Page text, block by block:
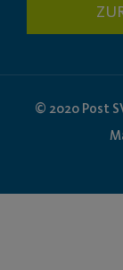
© 2020 Post